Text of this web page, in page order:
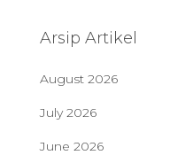
Arsip Artikel
August 2026
July 2026
June 2026